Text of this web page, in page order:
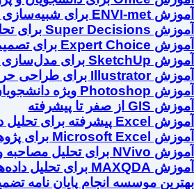
آموزش ENVI-met برای شبیه‌سازی محیط شهری
آموزش Super Decisions برای تحلیل ANP
آموزش Expert Choice برای تصمیم‌گیری چندمعیاره
آموزش SketchUp برای مدل‌سازی سه‌بعدی
آموزش Illustrator برای طراحی حرفه‌ای
آموزش Photoshop ویژه دانشجویان و پژوهشگران
آموزش GIS از صفر تا پیشرفته
آموزش Excel پیشرفته برای تحلیل داده
آموزش Microsoft Excel برای پژوهشگران
آموزش NVivo برای تحلیل مصاحبه و داده‌های کیفی
آموزش MAXQDA برای تحلیل داده‌های کیفی
بهترین موسسه انجام پایان نامه